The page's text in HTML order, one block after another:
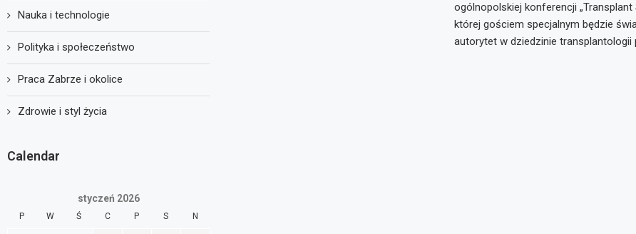
ogólnopolskiej konferencji „Transplant
której gościem specjalnym będzie
autorytet w dziedzinie transplantologii
Nauka i technologie
Polityka i społeczeństwo
Praca Zabrze i okolice
Zdrowie i styl życia
Calendar
styczeń 2026
P W Ś C P S N